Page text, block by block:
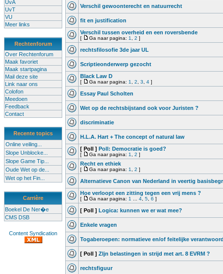
UvA
UvT
VU
Meer links
Rechtenforum
Over Rechtenforum
Maak favoriet
Maak startpagina
Mail deze site
Link naar ons
Colofon
Meedoen
Feedback
Contact
Recente topics
Online veiling...
Slope Unblocke...
Slope Game Tip...
Oude Wet op de...
Wet op het Fin...
Carrière
Boekel De Ner�e
CMS DSB
Content Syndication
Verschil gewoonterecht en natuurrecht
fit en justification
Verschil tussen overheid en een roversbende
[ Ga naar pagina: 1 2 ]
rechtsfilosofie 3de jaar UL
Scriptieonderwerp gezocht
Black Law D
[ Ga naar pagina: 1 2 3 4 ]
Essay Paul Scholten
Wet op de rechtsbijstand ook voor Juristen ?
discriminatie
H.L.A. Hart + The concept of natural law
[ Poll ] Poll: Democratie is goed?
[ Ga naar pagina: 1 2 ]
Recht en ethiek
[ Ga naar pagina: 1 2 ]
Alternatieve Canon van Nederland in veertig
Hoe verloopt een zitting tegen een vrij mens ?
[ Ga naar pagina: 1 4 5 6 ]
[ Poll ] Logica: kunnen we er wat mee?
Enkele vragen
Togaberoepen: normatieve en/of feitelijke
[ Poll ] ZIjn belastingen in strijd met art. 8 EVRM ?
rechtsfiguur